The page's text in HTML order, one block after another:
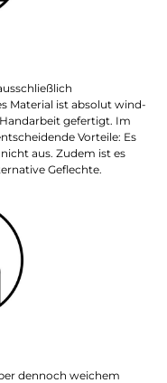
Material ist absolut wind-
gefertigt. Im
Vorteile: Es
aus. Zudem ist es
Geflechte.
dennoch weichem